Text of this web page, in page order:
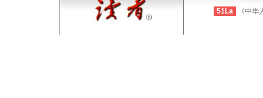
51La 《中